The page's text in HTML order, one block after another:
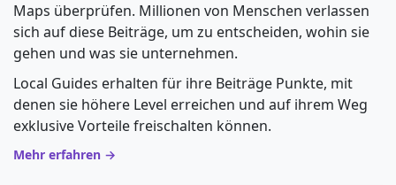
Maps überprüfen. Millionen von Menschen verlassen
sich auf diese Beiträge, um zu entscheiden, wohin sie
gehen und was sie unternehmen.
Local Guides erhalten für ihre Beiträge Punkte, mit
denen sie höhere Level erreichen und auf ihrem Weg
exklusive Vorteile freischalten können.
Mehr erfahren →